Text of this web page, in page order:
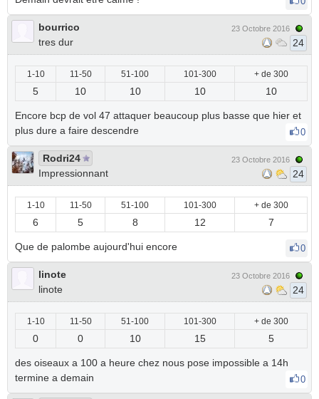
bourrico
tres dur
23 Octobre 2016
24
1-10 11-50 51-100 101-300 + de 300
5 10 10 10 10
Encore bcp de vol 47 attaquer beaucoup plus basse que hier et
plus dure a faire descendre
0
Rodri24
Impressionnant
23 Octobre 2016
24
1-10 11-50 51-100 101-300 + de 300
6 5 8 12 7
Que de palombe aujourd'hui encore 0
linote
linote
23 Octobre 2016
24
1-10 11-50 51-100 101-300 + de 300
0 0 10 15 5
des oiseaux a 100 a heure chez nous pose impossible a 14h
termine a demain
0